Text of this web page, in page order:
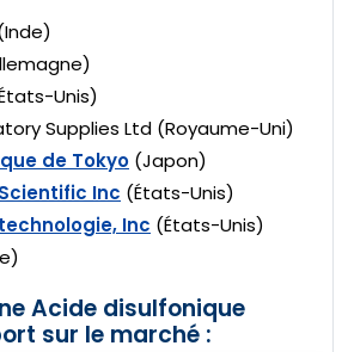
Unis)
Supplies Ltd (Royaume-Uni)
de Tokyo (Japon)
Inc (États-Unis)
Inc (États-Unis)
Acide disulfonique
sur le marché :